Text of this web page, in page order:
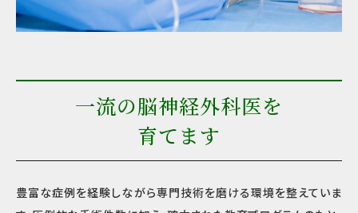
一流の脳神経外科医を
育てます
豊富な症例を経験しながら専門技術を磨ける環境を整えていま